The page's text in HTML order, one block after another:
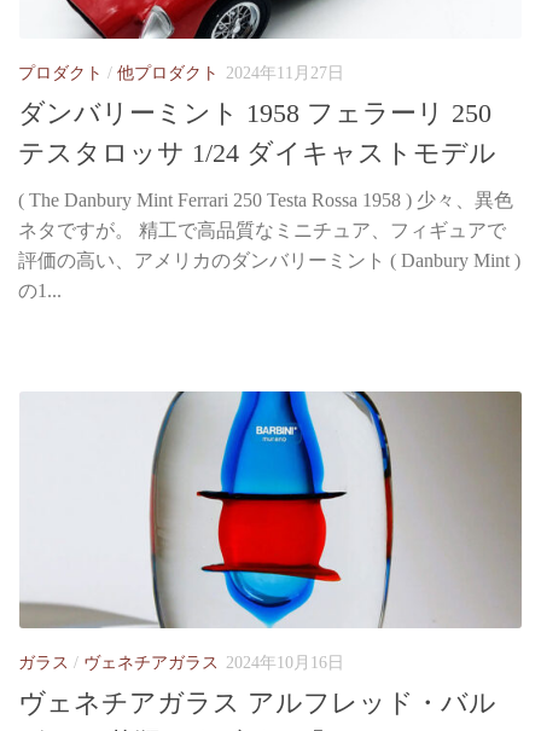
プロダクト / 他プロダクト 2024年11月27日
ダンバリーミント 1958 フェラーリ 250
テスタロッサ 1/24 ダイキャストモデル
( The Danbury Mint Ferrari 250 Testa Rossa 1958 ) 少々、異色
ネタですが。 精工で高品質なミニチュア、フィギュアで
評価の高い、アメリカのダンバリーミント ( Danbury Mint )
の1...
ガラス / ヴェネチアガラス 2024年10月16日
ヴェネチアガラス アルフレッド・バル